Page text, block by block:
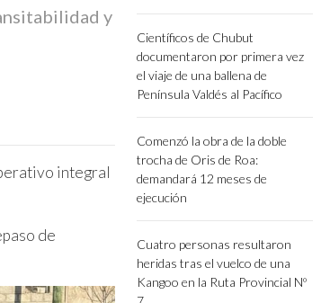
y
integral
de
Científicos de Chubut
documentaron por primera vez
el viaje de una ballena de
Península Valdés al Pacífico
Comenzó la obra de la doble
trocha de Oris de Roa:
demandará 12 meses de
ejecución
Cuatro personas resultaron
heridas tras el vuelco de una
Kangoo en la Ruta Provincial Nº